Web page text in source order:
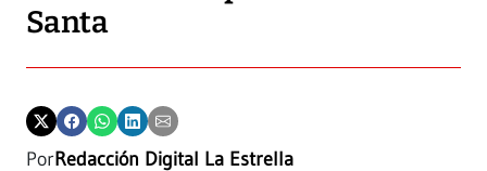
Santa
PorRedacción Digital La Estrella